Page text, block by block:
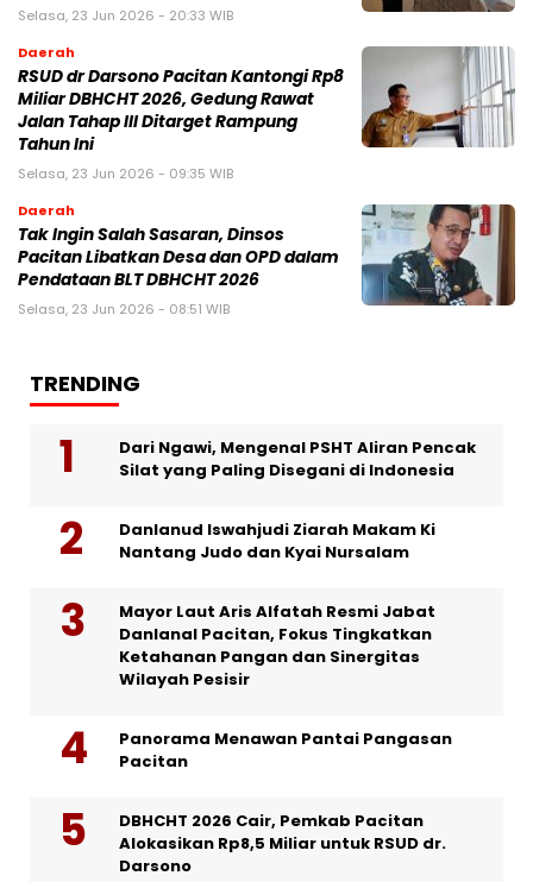
Selasa, 23 Jun 2026 - 20:33 WIB
Daerah
RSUD dr Darsono Pacitan Kantongi Rp8
Miliar DBHCHT 2026, Gedung Rawat
Jalan Tahap III Ditarget Rampung
Tahun Ini
Selasa, 23 Jun 2026 - 09:35 WIB
Daerah
Tak Ingin Salah Sasaran, Dinsos
Pacitan Libatkan Desa dan OPD dalam
Pendataan BLT DBHCHT 2026
Selasa, 23 Jun 2026 - 08:51 WIB
TRENDING
Dari Ngawi, Mengenal PSHT Aliran Pencak
Silat yang Paling Disegani di Indonesia
Danlanud Iswahjudi Ziarah Makam Ki
Nantang Judo dan Kyai Nursalam
Mayor Laut Aris Alfatah Resmi Jabat
Danlanal Pacitan, Fokus Tingkatkan
Ketahanan Pangan dan Sinergitas
Wilayah Pesisir
Panorama Menawan Pantai Pangasan
Pacitan
DBHCHT 2026 Cair, Pemkab Pacitan
Alokasikan Rp8,5 Miliar untuk RSUD dr.
Darsono